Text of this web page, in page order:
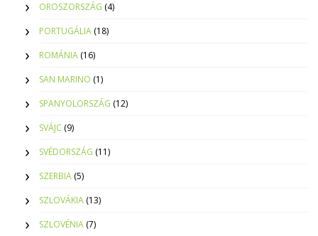
OROSZORSZÁG (4)
PORTUGÁLIA (18)
ROMÁNIA (16)
SAN MARINO (1)
SPANYOLORSZÁG (12)
SVÁJC (9)
SVÉDORSZÁG (11)
SZERBIA (5)
SZLOVÁKIA (13)
SZLOVÉNIA (7)